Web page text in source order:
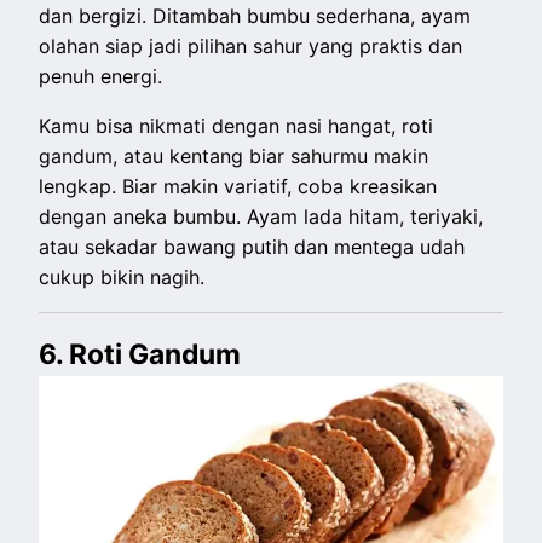
dan bergizi. Ditambah bumbu sederhana, ayam
olahan siap jadi pilihan sahur yang praktis dan
penuh energi.
Kamu bisa nikmati dengan nasi hangat, roti
gandum, atau kentang biar sahurmu makin
lengkap. Biar makin variatif, coba kreasikan
dengan aneka bumbu. Ayam lada hitam, teriyaki,
atau sekadar bawang putih dan mentega udah
cukup bikin nagih.
6. Roti Gandum